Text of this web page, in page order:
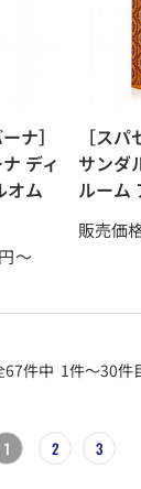
ナ］
ディ
オム
円～
［ス
サンダ
ルーム
販売価
67件中 1件～30件
1 2 3